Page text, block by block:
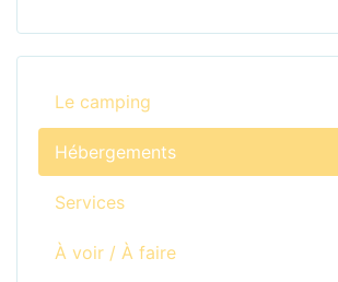
Le camping
Hébergements
Services
À voir / À faire